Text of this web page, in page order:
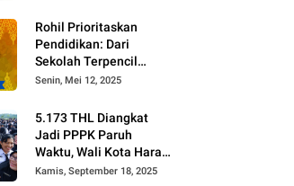
Rohil Prioritaskan
Pendidikan: Dari
Sekolah Terpencil
hingga Beasiswa
Senin, Mei 12, 2025
5.173 THL Diangkat
Jadi PPPK Paruh
Waktu, Wali Kota Harap
Ada Regulasi Baru
Kamis, September 18, 2025